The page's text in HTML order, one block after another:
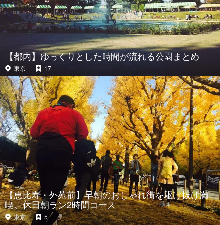
【都内】ゆっくりとした時間が流れる公園まとめ
東京 17
【恵比寿・外苑前】早朝のおしゃれ街を駆け抜け満
喫。休日朝ラン2時間コース
東京 5